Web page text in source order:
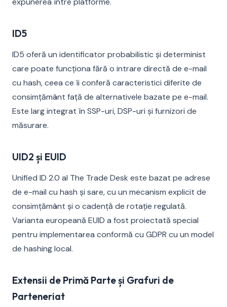
ID5
ID5 oferă un identificator probabilistic și determinist
care poate funcționa fără o intrare directă de e-mail
cu hash, ceea ce îi conferă caracteristici diferite de
consimțământ față de alternativele bazate pe e-mail.
Este larg integrat în SSP-uri, DSP-uri și furnizori de
măsurare.
UID2 și EUID
Unified ID 2.0 al The Trade Desk este bazat pe adrese
de e-mail cu hash și sare, cu un mecanism explicit de
consimțământ și o cadență de rotație regulată.
Varianta europeană EUID a fost proiectată special
pentru implementarea conformă cu GDPR cu un model
de hashing local.
Extensii de Primă Parte și Grafuri de
Parteneriat